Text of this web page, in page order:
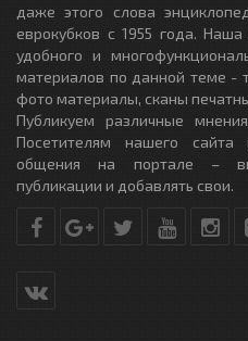
даже этого слова
еврокубков с 1955 года.
удобного и
материалов по данной теме -
фото материалы, сканы
Публикуем различные
Посетителям нашего сайта
общения на портале –
публикации и добавлять свои.